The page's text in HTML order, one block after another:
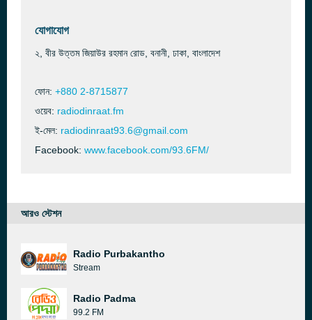
যোগাযোগ
২, বীর উত্তম জিয়াউর রহমান রোড, বনানী, ঢাকা, বাংলাদেশ
ফোন: +880 2-8715877
ওয়েব: radiodinraat.fm
ই-মেল: radiodinraat93.6@gmail.com
Facebook: www.facebook.com/93.6FM/
আরও স্টেশন
Radio Purbakantho
Stream
Radio Padma
99.2 FM